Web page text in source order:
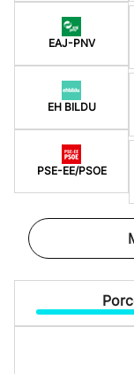
EAJ-PNV
EH BILDU
PSE-EE/PSOE